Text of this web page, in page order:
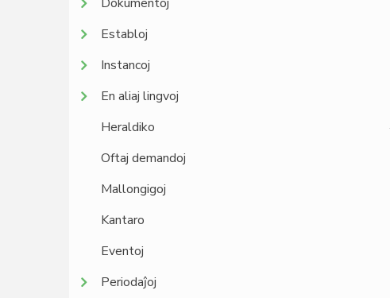
Dokumentoj
Establoj
Instancoj
En aliaj lingvoj
Heraldiko
Oftaj demandoj
Mallongigoj
Kantaro
Eventoj
Periodaĵoj